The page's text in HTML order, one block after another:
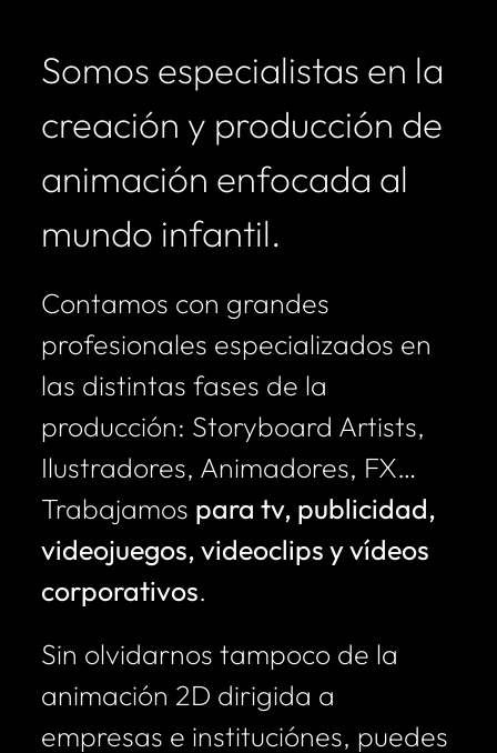
Somos especialistas en la
creación y producción de
animación enfocada al
mundo infantil.
Contamos con grandes
profesionales especializados en
las distintas fases de la
producción: Storyboard Artists,
Ilustradores, Animadores, FX…
Trabajamos para tv, publicidad,
videojuegos, videoclips y vídeos
corporativos.
Sin olvidarnos tampoco de la
animación 2D dirigida a
empresas e instituciónes, puedes